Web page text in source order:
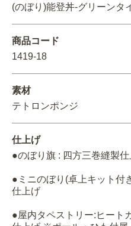
(のぼり)能登丼-グリーンタ
商品コード
1419-18
素材
テトロンポンジ
仕上げ
●のぼり旗 : 四方三巻縫製
●ミニのぼり(卓上キット付
仕上げ
●屋内タペストリー:ヒート